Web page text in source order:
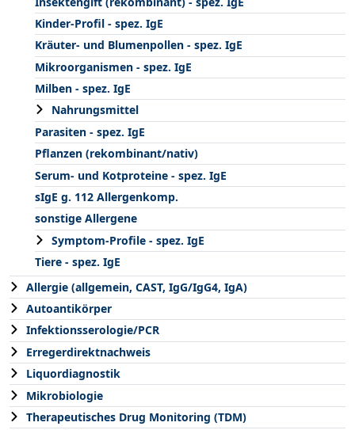
Kinder-Profil - spez. IgE
Kräuter- und Blumenpollen - spez. IgE
Mikroorganismen - spez. IgE
Milben - spez. IgE
Nahrungsmittel
Parasiten - spez. IgE
Pflanzen (rekombinant/nativ)
Serum- und Kotproteine - spez. IgE
sIgE g. 112 Allergenkomp.
sonstige Allergene
Symptom-Profile - spez. IgE
Tiere - spez. IgE
Allergie (allgemein, CAST, IgG/IgG4, IgA)
Autoantikörper
Infektionsserologie/PCR
Erregerdirektnachweis
Liquordiagnostik
Mikrobiologie
Therapeutisches Drug Monitoring (TDM)